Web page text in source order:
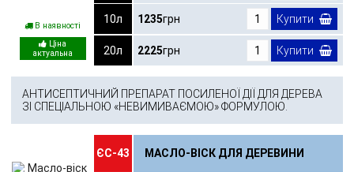
В наявності
10л 1235грн Купити
20л 2225грн Купити
АНТИСЕПТИЧНИЙ ПРЕПАРАТ ПОСИЛЕНОЇ ДІЇ ДЛЯ ДЕРЕВА
ЗІ СПЕЦІАЛЬНОЮ «НЕВИМИВАЄМОЮ» ФОРМУЛОЮ.
ЄС-43 МАСЛО-ВІСК ДЛЯ ДЕРЕВИНИ